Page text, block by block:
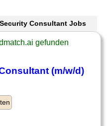
Consultant Jobs
gefunden
(m/w/d)